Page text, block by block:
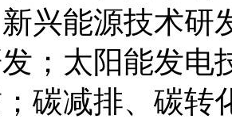
兴能源技术研
；太阳能发电
碳减排、碳转